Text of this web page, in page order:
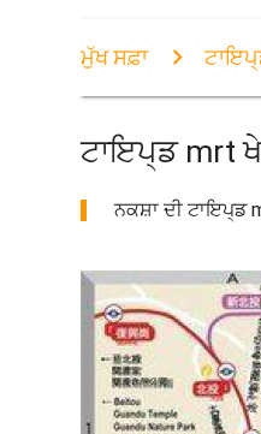
ਮੁੱਖ ਸਫ਼ਾ
ਟਾਇਪ੍ਡ mrt
ਨਕਸ਼ਾ ਦੀ ਟਾਇਪ੍ਡ